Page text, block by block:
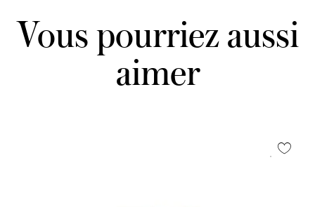
Vous pourriez aussi
aimer